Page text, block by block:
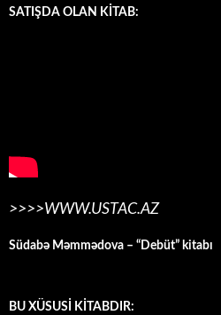
SATIŞDA OLAN KİTAB:
>>>>WWW.USTAC.AZ
Südabə Məmmədova – “Debüt” kitabı
BU XÜSUSİ KİTABDIR: